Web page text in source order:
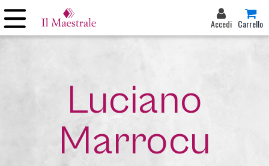
Accedi Carrello
Luciano
Marrocu